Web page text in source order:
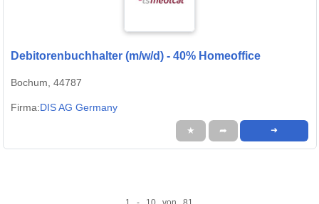
Debitorenbuchhalter (m/w/d) - 40% Homeoffice
Bochum, 44787
Firma:DIS AG Germany
★ ➦ ➜